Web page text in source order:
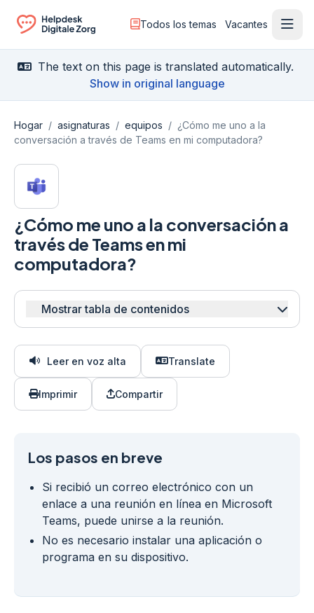
Ga naar de homepagina
Todos los temas Vacantes
The text on this page is translated automatically.
Show in original language
Hogar / asignaturas / equipos / ¿Cómo me uno a la
conversación a través de Teams en mi computadora?
¿Cómo me uno a la conversación a
través de Teams en mi
computadora?
Mostrar tabla de contenidos
Leer en voz alta Translate
Imprimir Compartir
Los pasos en breve
Si recibió un correo electrónico con un
enlace a una reunión en línea en Microsoft
Teams, puede unirse a la reunión.
No es necesario instalar una aplicación o
programa en su dispositivo.